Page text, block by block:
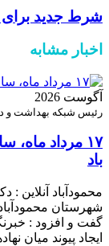
شرط جدید برای
اخبار مشابه
آگوست 2026
رئیس شبکه بهداشت و
۱۷ مرداد
باد
محمودآباد آنلاین
شهرستان
گفت و افزود :
ایجاد پیوند میان